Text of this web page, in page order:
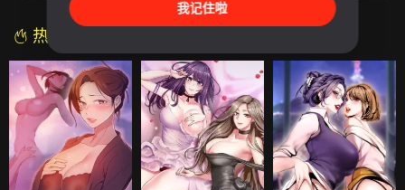
热门漫画
我记住啦